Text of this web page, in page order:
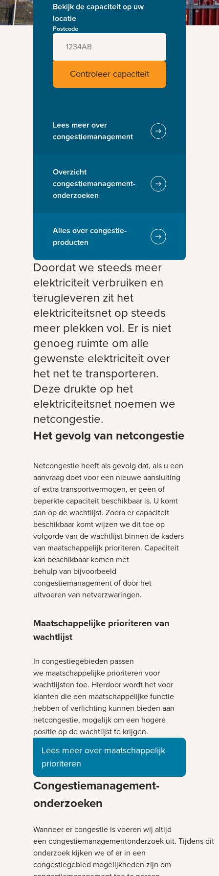
Bekijk de capaciteit op uw
locatie
Postcode
Controleer capaciteit
Lees meer over
congestiemanagement
Overzicht
congestiemanagement-
onderzoeken
Alles over congestie-
producten
Doordat we steeds meer
elektriciteit verbruiken en
terugleveren zit het
elektriciteitsnet op steeds
meer plekken vol. Er is niet
genoeg ruimte om alle
gewenste elektriciteit over
het net te transporteren.
Deze drukte op het
elektriciteitsnet noemen we
netcongestie.
Het gevolg van netcongestie
Netcongestie heeft als gevolg dat, als u een
aanvraag doet voor een nieuwe aansluiting
of extra transportvermogen, er geen of
beperkte capaciteit beschikbaar is. U komt
dan op de wachtlijst. Zodra er capaciteit
beschikbaar komt wijzen we dit toe op
volgorde van de wachtlijst binnen de kaders
van maatschappelijk prioriteren. Capaciteit
kan beschikbaar komen met
behulp van bijvoorbeeld
congestiemanagement of door het
uitvoeren van netverzwaringen.
Maatschappelijke prioriteren van
wachtlijst
In congestiegebieden passen
we maatschappelijke prioriteren voor
wachtlijsten toe. Hierdoor wordt het voor
klanten die een maatschappelijke functie
hebben of verlichting kunnen bieden aan
netcongestie, mogelijk om een hogere
positie op de wachtlijst te krijgen.
Lees meer over maatschappelijk
prioriteren
Congestiemanagement-
onderzoeken
Wanneer er congestie is voeren wij altijd
een congestiemanagementonderzoek uit. Tijdens dit
onderzoek kijken we of er in een
congestiegebied mogelijkheden zijn om